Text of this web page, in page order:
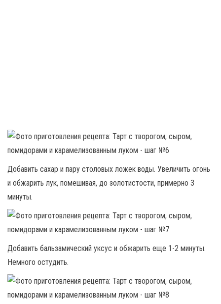
Добавить сахар и пару столовых ложек воды. Увеличить огонь
и обжарить лук, помешивая, до золотистости, примерно 3
минуты.
Добавить бальзамический уксус и обжарить еще 1-2 минуты.
Немного остудить.